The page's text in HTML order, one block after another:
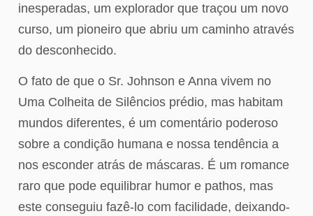
inesperadas, um explorador que traçou um novo
curso, um pioneiro que abriu um caminho através
do desconhecido.
O fato de que o Sr. Johnson e Anna vivem no
Uma Colheita de Silêncios prédio, mas habitam
mundos diferentes, é um comentário poderoso
sobre a condição humana e nossa tendência a
nos esconder atrás de máscaras. É um romance
raro que pode equilibrar humor e pathos, mas
este conseguiu fazê-lo com facilidade, deixando-